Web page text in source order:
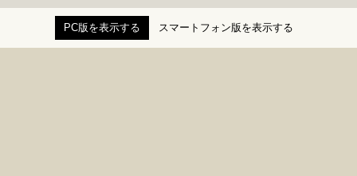
PC版を表示する スマートフォン版を表示する